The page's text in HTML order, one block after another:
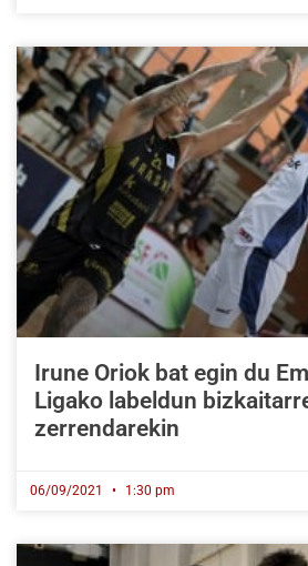
Irune Oriok bat egin du
Ligako labeldun
zerrendarekin
06/09/2021 1:30 pm